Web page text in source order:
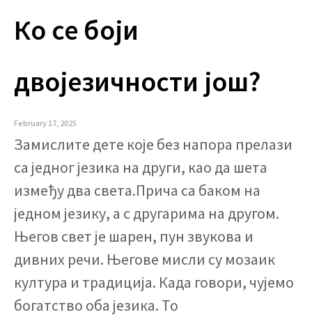
Ко се боји
двојезичности још?
February 17, 2025
Замислите дете које без напора прелази
са једног језика на други, као да шета
између два света.Прича са баком на
једном језику, а с другарима на другом.
Његов свет је шарен, пун звукова и
дивних речи. Његове мисли су мозаик
култура и традиција. Када говори, чујемо
богатство оба језика. То